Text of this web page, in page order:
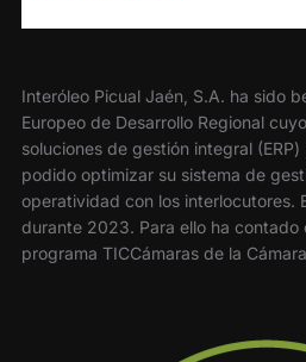
Interóleo Picual Jaén, S.A. ha sido
Europeo de Desarrollo Regional
soluciones de gestión integral
podido optimizar su sistema de
operatividad con los interlocutores.
durante 2023. Para ello ha contado
programa TICCámaras de la